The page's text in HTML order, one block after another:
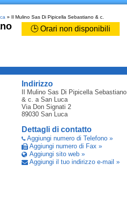
» Il Mulino Sas Di Pipicella Sebastiano & c.
🕒 Orari non disponibili
Indirizzo
Il Mulino Sas Di Pipicella Sebastiano
& c. a San Luca
Via Don Signati 2
89030 San Luca
Dettagli di contatto
Aggiungi numero di Telefono »
Aggiungi numero di Fax »
Aggiungi sito web »
Aggiungi il tuo indirizzo e-mail »